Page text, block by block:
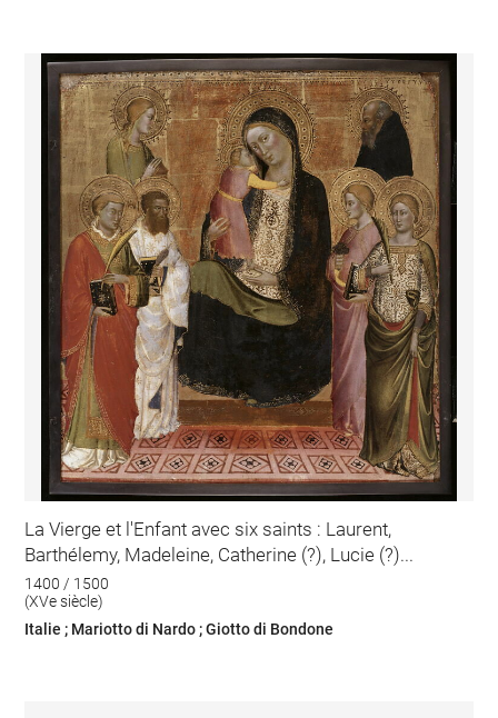
La Vierge et l'Enfant avec six saints : Laurent,
Barthélemy, Madeleine, Catherine (?), Lucie (?)...
1400 / 1500
(XVe siècle)
Italie ; Mariotto di Nardo ; Giotto di Bondone